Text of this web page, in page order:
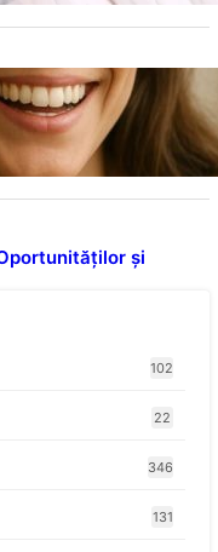
inima:
beneficiile
și
102
22
346
131